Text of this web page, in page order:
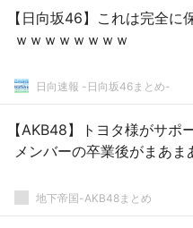
【日向坂46】これは完全に
ｗｗｗｗｗｗｗｗ
日向速報 -日向坂46まとめ-
【AKB48】トヨタ様がサポ
メンバーの卒業後がまあま
地下帝国-AKB48まとめ